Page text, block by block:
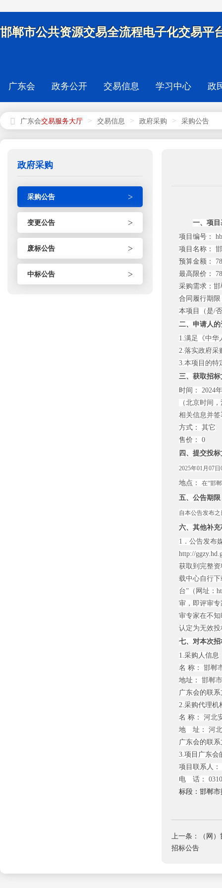
邯郸市公共资源交易全流程电子化交易平
广东会 政务公开 交易信息 学习中心 政
广东会 > 交易信息 > 政府采购 > 采购公告
政府采购
采购公告 >
变更公告 >
废标公告 >
中标公告 >
一、项
项目编号：
项目名称：
预算金额：
最高限价：
采购需求： 邯
合同履行期限
本项目（是/
二、申请人
1.满足《中华
2.落实政府采
3.本项目的特
三、获取招标
时间：
2024
（北京时间
相关信息并签
方式：
其它
售价：
0
四、提交投
2025年01月07
地点： 在“邯
五、公告期限
自本公告发布
六、其他补充
1．公告发布
http://
获取到完整资
载中心自行
台”（网址：
审，即评审
审专家在不
认定为无效投
七、对本次
1.采购人信息
名 称：
邯郸
地址：
邯郸
广东会的联
2.采购代理机
名 称：
河北
地 址：
河
广东会的联
3.项目广东会
项目联系人：
电 话：
标段：邯郸
上一条：（网
招标公告